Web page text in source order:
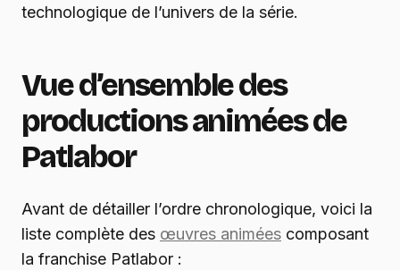
technologique de l’univers de la série.
Vue d’ensemble des
productions animées de
Patlabor
Avant de détailler l’ordre chronologique, voici la
liste complète des œuvres animées composant
la franchise Patlabor :